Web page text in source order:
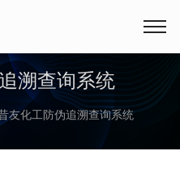
溯查询系统
友化工防伪追溯查询系统